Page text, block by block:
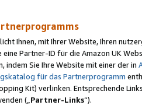
Ihnen, mit Ihrer Website, Ihren
Partner-ID für die Amazon UK
indem Sie Ihre Website mit einer der in
für das Partnerprogramm
Kit) verlinken. Entsprechende
(„ Partner-Links“).